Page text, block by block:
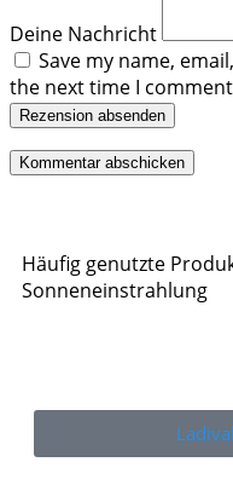
Deine Nachricht
Save my name,
the next time I
Rezension absenden
Häufig genutzte
Sonneneinstrahlung